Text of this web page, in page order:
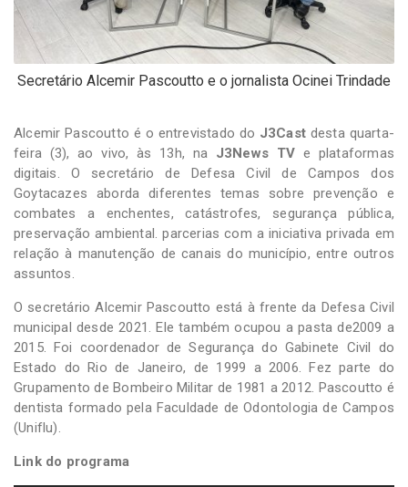
Secretário Alcemir Pascoutto e o jornalista Ocinei Trindade
Alcemir Pascoutto é o entrevistado do J3Cast desta quarta-
feira (3), ao vivo, às 13h, na J3News TV e plataformas
digitais. O secretário de Defesa Civil de Campos dos
Goytacazes aborda diferentes temas sobre prevenção e
combates a enchentes, catástrofes, segurança pública,
preservação ambiental. parcerias com a iniciativa privada em
relação à manutenção de canais do município, entre outros
assuntos.
O secretário Alcemir Pascoutto está à frente da Defesa Civil
municipal desde 2021. Ele também ocupou a pasta de2009 a
2015. Foi coordenador de Segurança do Gabinete Civil do
Estado do Rio de Janeiro, de 1999 a 2006. Fez parte do
Grupamento de Bombeiro Militar de 1981 a 2012. Pascoutto é
dentista formado pela Faculdade de Odontologia de Campos
(Uniflu).
Link do programa